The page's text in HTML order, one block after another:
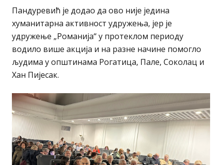
Пандуревић је додао да ово није једина
хуманитарна активност удружења, јер је
удружење „Романија“ у протеклом периоду
водило више акција и на разне начине помогло
људима у општинама Рогатица, Пале, Соколац и
Хан Пијесак.